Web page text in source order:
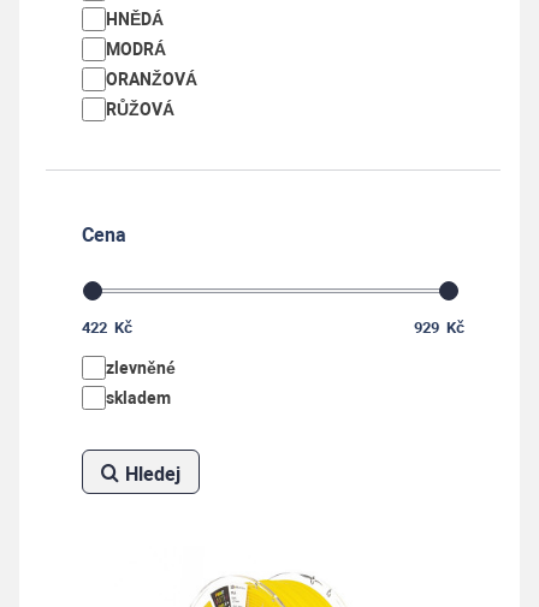
HNĚDÁ
MODRÁ
ORANŽOVÁ
RŮŽOVÁ
Cena
422 Kč 929 Kč
zlevněné
skladem
Hledej
REC-PLA - 1,75 mm - XXL Just WHITE - 2000 g
Skladem
929 Kč